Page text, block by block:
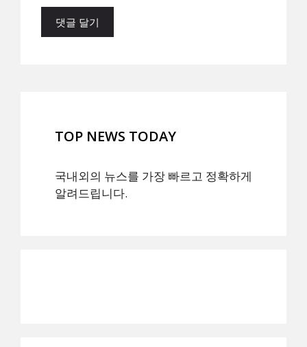
TOP NEWS TODAY
국내외의 뉴스를 가장 빠르고 정확하게
알려드립니다.